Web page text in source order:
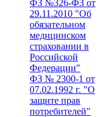
ФЗ №326-ФЗ от
29.11.2010 "Об
обязательном
медицинском
страховании в
Российской
Федерации"
ФЗ № 2300-1 от
07.02.1992 г. "О
защите прав
потребителей"